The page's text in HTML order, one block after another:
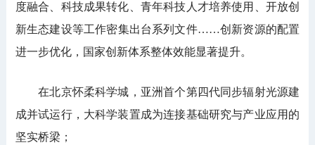
度融合、科技成果转化、青年科技人才培养使用、开放创
新生态建设等工作密集出台系列文件……创新资源的配置
进一步优化，国家创新体系整体效能显著提升。
在北京怀柔科学城，亚洲首个第四代同步辐射光源建
成并试运行，大科学装置成为连接基础研究与产业应用的
坚实桥梁；